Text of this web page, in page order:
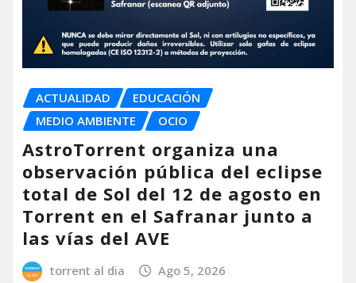
ACTUALIDAD
EDUCACIÓN
MEDIO AMBIENTE
OCIO
AstroTorrent organiza una
observación pública del eclipse
total de Sol del 12 de agosto en
Torrent en el Safranar junto a
las vías del AVE
torrent al dia Ago 5, 2026